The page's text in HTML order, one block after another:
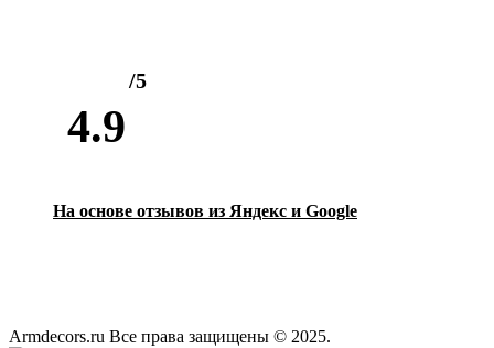
4.9
/5
На основе отзывов из Яндекс и Google
Armdecors.ru Все права защищены © 2025. ​